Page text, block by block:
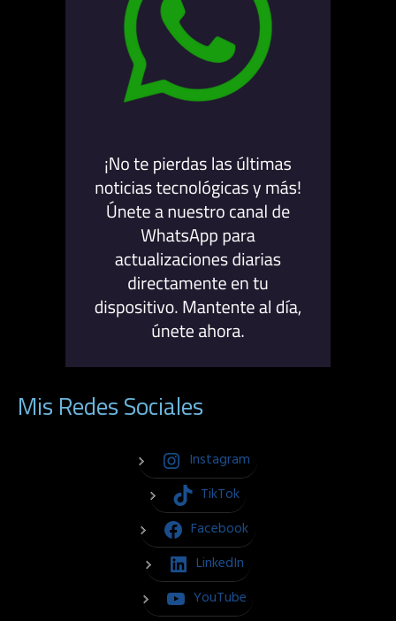
Mis Redes Sociales
Instagram
TikTok
Facebook
LinkedIn
YouTube